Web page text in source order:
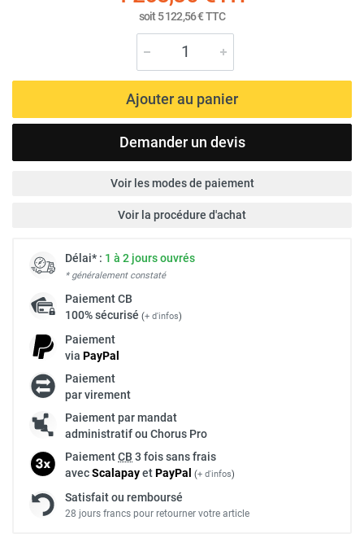
soit5 122,56 €TTC
Ajouter au panier
Demander un devis
Voir les modes de paiement
Voir la procédure d'achat
Délai* : 1 à 2 jours ouvrés
* généralement constaté
PaiementCB
100% sécurisé (+ d'infos)
Paiement
via PayPal
Paiement
par virement
Paiement par mandat
administratif ou Chorus Pro
PaiementCB 3 fois sans frais
avecScalapayetPayPal (+ d'infos)
Satisfait ou remboursé
28 jours francs pour retourner votre article